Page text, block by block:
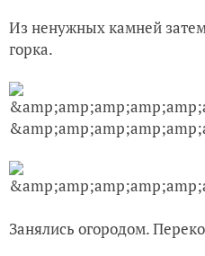
Из ненужных камней
горка.
Занялись огородом.